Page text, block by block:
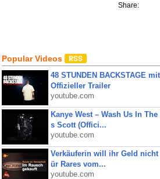
Share:
Popular Videos
48 STUNDEN BACKSTAGE
Offizieller Trailer
youtube.com
Kanye West – Wash Us In
s Scott (Offici...
youtube.com
Verkäuferin will ihr Geld nicht
ür Rares vom...
youtube.com